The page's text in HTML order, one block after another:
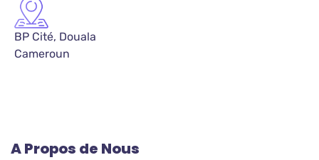
BP Cité, Douala
Cameroun
A Propos de Nous